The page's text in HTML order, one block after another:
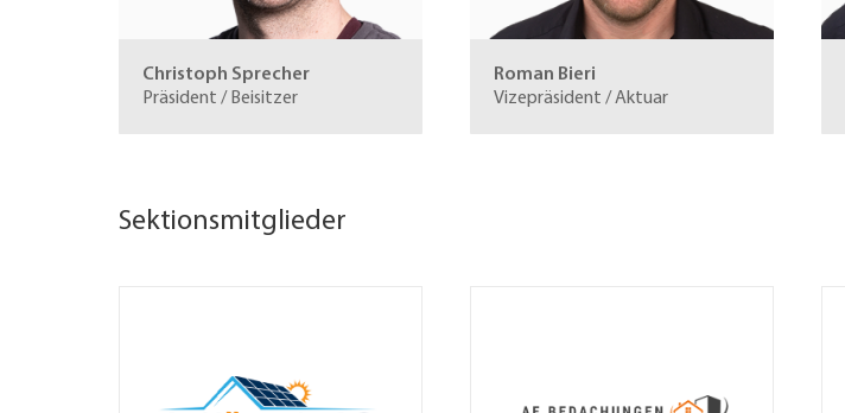
Christoph Sprecher
Präsident / Beisitzer
Roman Bieri
Vizepräsident / Aktuar
Sektionsmitglieder